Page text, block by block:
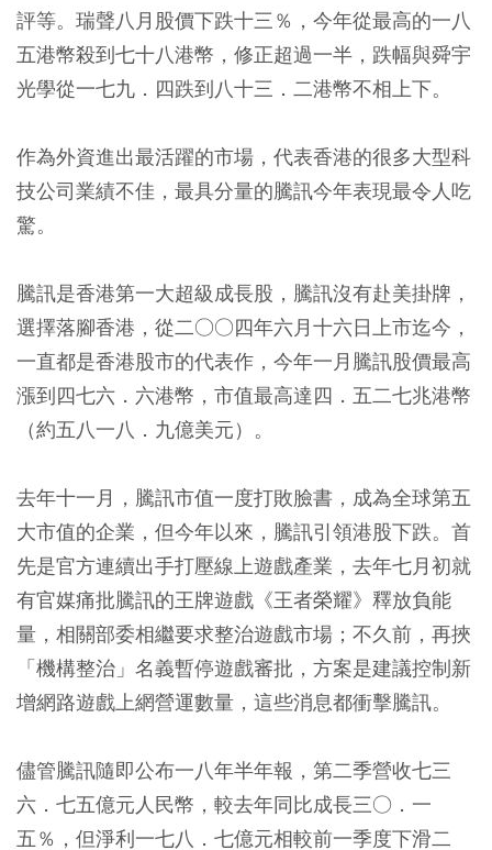
評等。瑞聲八月股價下跌十三％，今年從最高的一八
五港幣殺到七十八港幣，修正超過一半，跌幅與舜宇
光學從一七九．四跌到八十三．二港幣不相上下。
作為外資進出最活躍的市場，代表香港的很多大型科
技公司業績不佳，最具分量的騰訊今年表現最令人吃
驚。
騰訊是香港第一大超級成長股，騰訊沒有赴美掛牌，
選擇落腳香港，從二○○四年六月十六日上市迄今，
一直都是香港股市的代表作，今年一月騰訊股價最高
漲到四七六．六港幣，市值最高達四．五二七兆港幣
（約五八一八．九億美元）。
去年十一月，騰訊市值一度打敗臉書，成為全球第五
大市值的企業，但今年以來，騰訊引領港股下跌。首
先是官方連續出手打壓線上遊戲產業，去年七月初就
有官媒痛批騰訊的王牌遊戲《王者榮耀》釋放負能
量，相關部委相繼要求整治遊戲市場；不久前，再挾
「機構整治」名義暫停遊戲審批，方案是建議控制新
增網路遊戲上網營運數量，這些消息都衝擊騰訊。
儘管騰訊隨即公布一八年半年報，第二季營收七三
六．七五億元人民幣，較去年同比成長三○．一
五％，但淨利一七八．七億元相較前一季度下滑二